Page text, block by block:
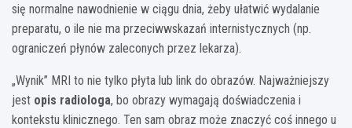
się normalne nawodnienie w ciągu dnia, żeby ułatwić wydalanie
preparatu, o ile nie ma przeciwwskazań internistycznych (np.
ograniczeń płynów zaleconych przez lekarza).
„Wynik” MRI to nie tylko płyta lub link do obrazów. Najważniejszy
jest opis radiologa, bo obrazy wymagają doświadczenia i
kontekstu klinicznego. Ten sam obraz może znaczyć coś innego u